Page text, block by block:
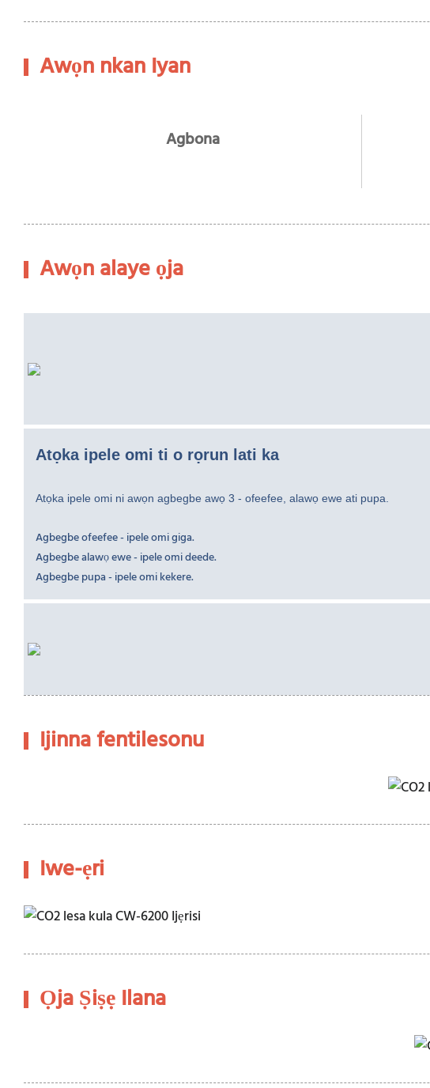
Awọn nkan Iyan
Agbona
Awọn alaye ọja
Atọka ipele omi ti o rọrun lati ka
Atọka ipele omi ni awọn agbegbe awọ 3 - ofeefee, alawọ ewe ati pupa.
Agbegbe ofeefee - ipele omi giga.
Agbegbe alawọ ewe - ipele omi deede.
Agbegbe pupa - ipele omi kekere.
Ijinna fentilesonu
Iwe-ẹri
Ọja Ṣiṣẹ Ilana